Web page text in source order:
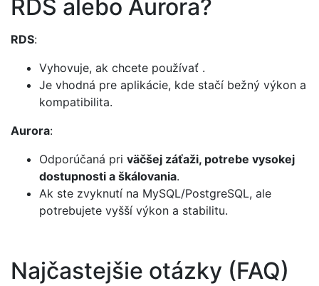
RDS alebo Aurora?
RDS:
Vyhovuje, ak chcete používať .
Je vhodná pre aplikácie, kde stačí bežný výkon a
kompatibilita.
Aurora:
Odporúčaná pri väčšej záťaži, potrebe vysokej
dostupnosti a škálovania.
Ak ste zvyknutí na MySQL/PostgreSQL, ale
potrebujete vyšší výkon a stabilitu.
Najčastejšie otázky (FAQ)